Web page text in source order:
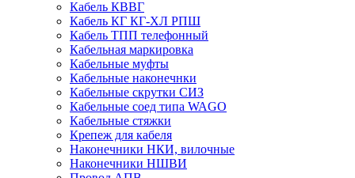
Кабель КВВГ
Кабель КГ КГ-ХЛ РПШ
Кабель ТПП телефонный
Кабельная маркировка
Кабельные муфты
Кабельные наконечнки
Кабельные скрутки СИЗ
Кабельные соед типа WAGO
Кабельные стяжки
Крепеж для кабеля
Наконечники НКИ, вилочные
Наконечники НШВИ